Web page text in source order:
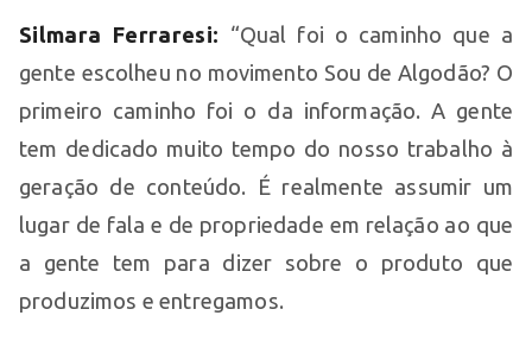
Silmara Ferraresi: “Qual foi o caminho que a
gente escolheu no movimento Sou de Algodão? O
primeiro caminho foi o da informação. A gente
tem dedicado muito tempo do nosso trabalho à
geração de conteúdo. É realmente assumir um
lugar de fala e de propriedade em relação ao que
a gente tem para dizer sobre o produto que
produzimos e entregamos.